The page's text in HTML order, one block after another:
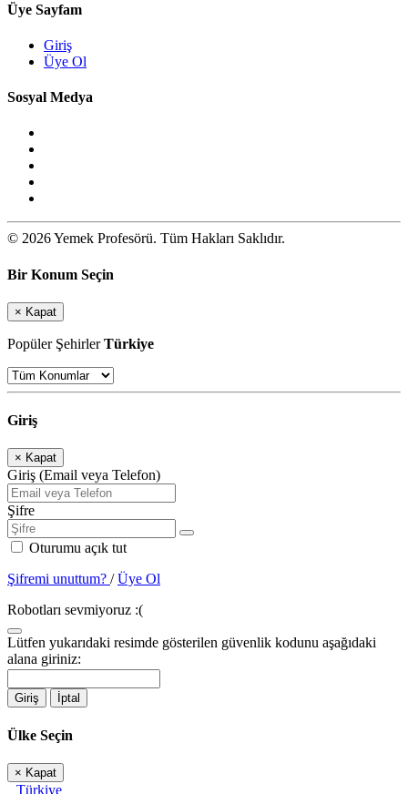
Üye Sayfam
Giriş
Üye Ol
Sosyal Medya
© 2026 Yemek Profesörü. Tüm Hakları Saklıdır.
Bir Konum Seçin
× Kapat
Popüler ŞehirlerTürkiye
Giriş
× Kapat
Giriş (Email veya Telefon)
Şifre
Oturumu açık tut
Şifremi unuttum? /Üye Ol
Robotları sevmiyoruz :(
Lütfen yukarıdaki resimde gösterilen güvenlik kodunu aşağıdaki
alana giriniz:
Giriş İptal
Ülke Seçin
× Kapat
Türkiye